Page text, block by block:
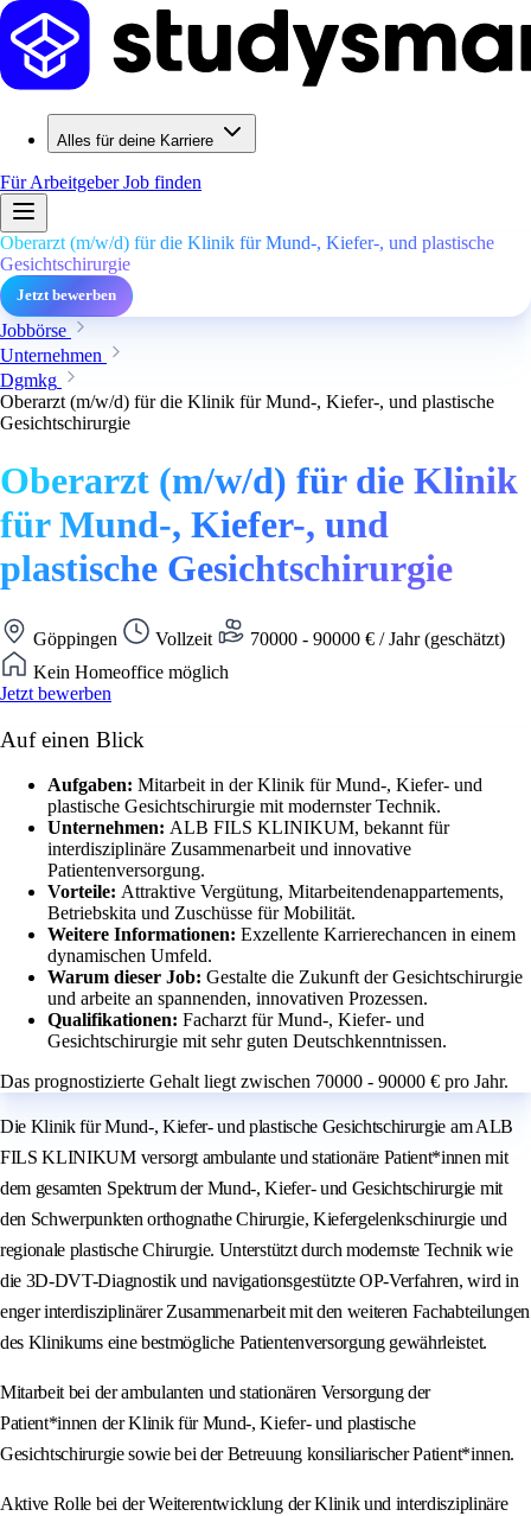
Alles für deine Karriere
Für ArbeitgeberJob finden
Oberarzt (m/w/d) für die Klinik für Mund-, Kiefer-, und plastische
Gesichtschirurgie
Jetzt bewerben
Jobbörse
Unternehmen
Dgmkg
Oberarzt (m/w/d) für die Klinik für Mund-, Kiefer-, und plastische
Gesichtschirurgie
Oberarzt (m/w/d) für die Klinik
für Mund-, Kiefer-, und
plastische Gesichtschirurgie
Göppingen Vollzeit
70000 - 90000 € / Jahr (geschätzt)
Kein Homeoffice möglich
Jetzt bewerben
Auf einen Blick
Aufgaben: Mitarbeit in der Klinik für Mund-, Kiefer- und
plastische Gesichtschirurgie mit modernster Technik.
Unternehmen: ALB FILS KLINIKUM, bekannt für
interdisziplinäre Zusammenarbeit und innovative
Patientenversorgung.
Vorteile: Attraktive Vergütung, Mitarbeitendenappartements,
Betriebskita und Zuschüsse für Mobilität.
Weitere Informationen: Exzellente Karrierechancen in einem
dynamischen Umfeld.
Warum dieser Job: Gestalte die Zukunft der Gesichtschirurgie
und arbeite an spannenden, innovativen Prozessen.
Qualifikationen: Facharzt für Mund-, Kiefer- und
Gesichtschirurgie mit sehr guten Deutschkenntnissen.
Das prognostizierte Gehalt liegt zwischen 70000 - 90000 € pro Jahr.
Die Klinik für Mund-, Kiefer- und plastische Gesichtschirurgie am ALB
FILS KLINIKUM versorgt ambulante und stationäre Patient*innen mit
dem gesamten Spektrum der Mund-, Kiefer- und Gesichtschirurgie mit
den Schwerpunkten orthognathe Chirurgie, Kiefergelenkschirurgie und
regionale plastische Chirurgie. Unterstützt durch modernste Technik wie
die 3D-DVT-Diagnostik und navigationsgestützte OP-Verfahren, wird in
enger interdisziplinärer Zusammenarbeit mit den weiteren Fachabteilungen
des Klinikums eine bestmögliche Patientenversorgung gewährleistet.
Mitarbeit bei der ambulanten und stationären Versorgung der
Patient*innen der Klinik für Mund-, Kiefer- und plastische
Gesichtschirurgie sowie bei der Betreuung konsiliarischer Patient*innen.
Aktive Rolle bei der Weiterentwicklung der Klinik und interdisziplinäre